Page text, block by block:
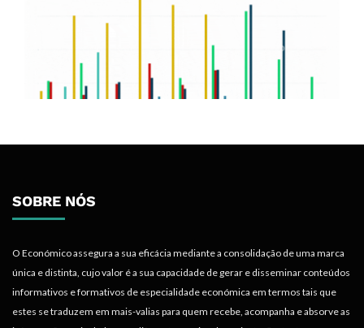
SOBRE NÓS
O Económico assegura a sua eficácia mediante a consolidação de uma marca
única e distinta, cujo valor é a sua capacidade de gerar e disseminar conteúdos
informativos e formativos de especialidade económica em termos tais que
estes se traduzem em mais-valias para quem recebe, acompanha e absorve as